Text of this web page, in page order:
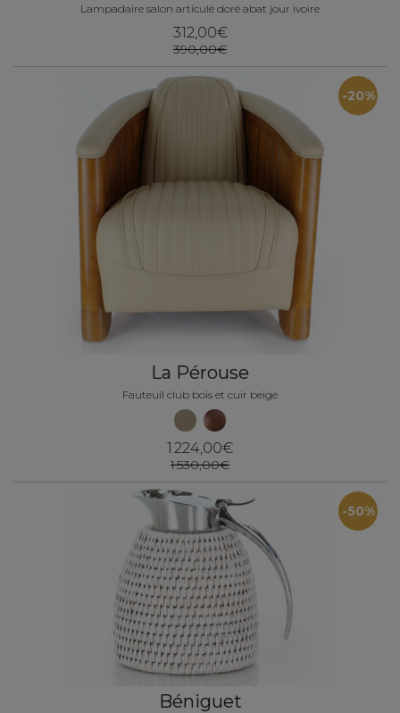
Lampadaire salon articulé doré abat jour ivoire
312,00€
390,00€
-20%
La Pérouse
Fauteuil club bois et cuir beige
1 224,00€
1 530,00€
-50%
Béniguet